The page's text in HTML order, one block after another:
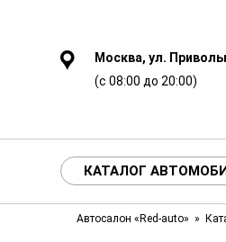
Москва, ул.
(с 08:00 до 20:00)
КАТАЛОГ
Автосалон «Red-auto»